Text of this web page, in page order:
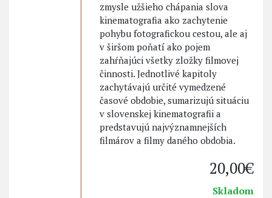
zmysle užšieho chápania slova
kinematografia ako zachytenie
pohybu fotografickou cestou, ale aj
v širšom poňatí ako pojem
zahŕňajúci všetky zložky filmovej
činnosti. Jednotlivé kapitoly
zachytávajú určité vymedzené
časové obdobie, sumarizujú situáciu
v slovenskej kinematografii a
predstavujú najvýznamnejších
filmárov a filmy daného obdobia.
20,00€
Skladom